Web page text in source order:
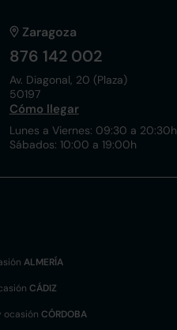
Zaragoza
876 142 002
Av. Diagonal, 20 (Plaza)
50197
Cómo llegar
Lunes a Viernes: 09:30 a 20:30h
Sábados: 10:00 a 19:00h
ALMERÍA
CÁDIZ
ocasión CÓRDOBA